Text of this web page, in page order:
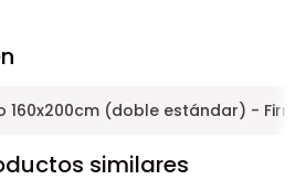
160x200cm (doble estándar) -
similares